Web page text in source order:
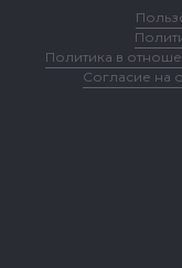
Политика в
Согласие на